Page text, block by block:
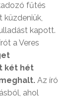
fűtés
küzdeniük,
kapott.
a Veres
két hét
Az író
ahol